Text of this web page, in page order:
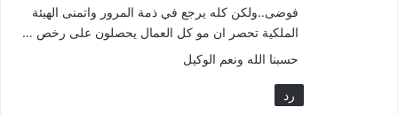
فوضى..ولكن كله يرجع في ذمة المرور واتمنى الهيئة
الملكية تحصر ان مو كل العمال يحصلون على رخص …
حسبنا الله ونعم الوكيل
رد